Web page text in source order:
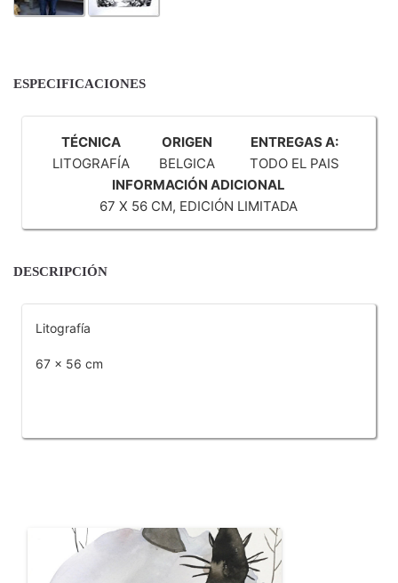
ESPECIFICACIONES
TÉCNICA ORIGEN
ENTREGAS A:
LITOGRAFÍA
BELGICA
TODO EL PAIS
INFORMACIÓN ADICIONAL
67 X 56 CM, EDICIÓN LIMITADA
DESCRIPCIÓN
Litografía
67 x 56 cm